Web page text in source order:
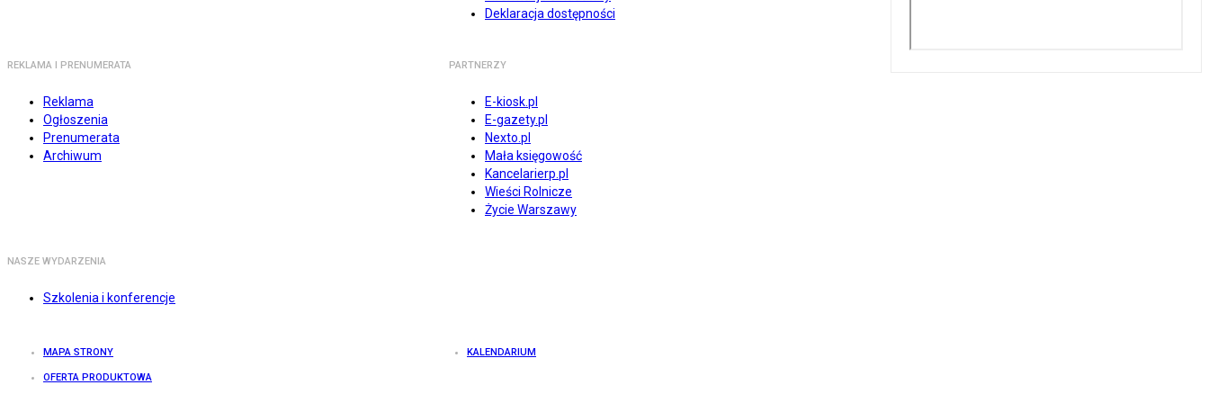
Deklaracja dostępności
REKLAMA I PRENUMERATA
Reklama
Ogłoszenia
Prenumerata
Archiwum
PARTNERZY
E-kiosk.pl
E-gazety.pl
Nexto.pl
Mała księgowość
Kancelarierp.pl
Wieści Rolnicze
Życie Warszawy
NASZE WYDARZENIA
Szkolenia i konferencje
MAPA STRONY KALENDARIUM
OFERTA PRODUKTOWA